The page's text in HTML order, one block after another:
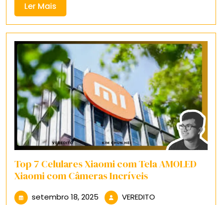
Ler Mais
Mais
Top 7 Celulares Xiaomi com Tela AMOLED
Xiaomi com Câmeras Incríveis
setembro 18, 2025 setembroVEREDITO